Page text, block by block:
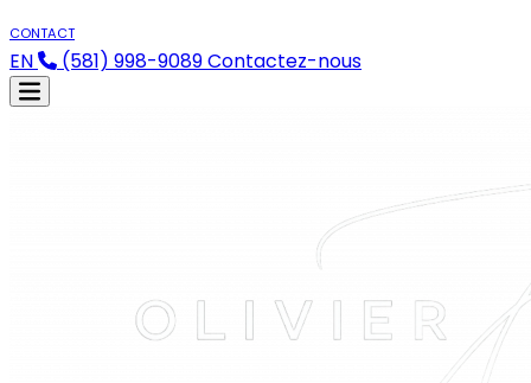
CONTACT
EN (581) 998-9089Contactez-nous